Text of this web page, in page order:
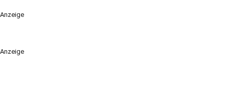
Anzeige
Anzeige